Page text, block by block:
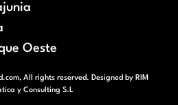
Oeste
All rights reserved. Designed by RIM
y Consulting S.L